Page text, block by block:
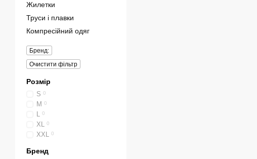
Жилетки
Труси і плавки
Компресійний одяг
Бренд:
Очистити фільтр
Розмір
S 0
M 0
L 0
XL 0
XXL 0
Бренд